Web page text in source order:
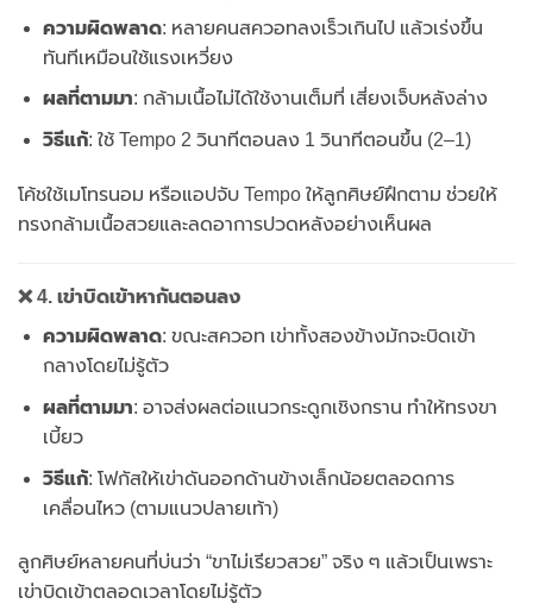
ความผิดพลาด: หลายคนสควอทลงเร็วเกินไป แล้วเร่งขึ้น
ทันทีเหมือนใช้แรงเหวี่ยง
ผลที่ตามมา: กล้ามเนื้อไม่ได้ใช้งานเต็มที่ เสี่ยงเจ็บหลังล่าง
วิธีแก้: ใช้ Tempo 2 วินาทีตอนลง 1 วินาทีตอนขึ้น (2–1)
โค้ชใช้เมโทรนอม หรือแอปจับ Tempo ให้ลูกศิษย์ฝึกตาม ช่วยให้
ทรงกล้ามเนื้อสวยและลดอาการปวดหลังอย่างเห็นผล
❌ 4. เข่าบิดเข้าหากันตอนลง
ความผิดพลาด: ขณะสควอท เข่าทั้งสองข้างมักจะบิดเข้า
กลางโดยไม่รู้ตัว
ผลที่ตามมา: อาจส่งผลต่อแนวกระดูกเชิงกราน ทำให้ทรงขา
เบี้ยว
วิธีแก้: โฟกัสให้เข่าดันออกด้านข้างเล็กน้อยตลอดการ
เคลื่อนไหว (ตามแนวปลายเท้า)
ลูกศิษย์หลายคนที่บ่นว่า “ขาไม่เรียวสวย” จริง ๆ แล้วเป็นเพราะ
เข่าบิดเข้าตลอดเวลาโดยไม่รู้ตัว